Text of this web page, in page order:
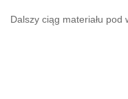
Dalszy ciąg materiału pod